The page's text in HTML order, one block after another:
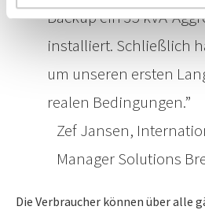
Backup ein 35 kVA-
installiert. Schließlich
um unseren ersten
realen Bedingungen.
Zef Jansen,
Manager Solutions
Die Verbraucher können über alle